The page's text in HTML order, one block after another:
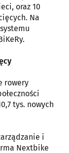
oraz 10
Na
rowery
tys. nowych
i
Nextbike